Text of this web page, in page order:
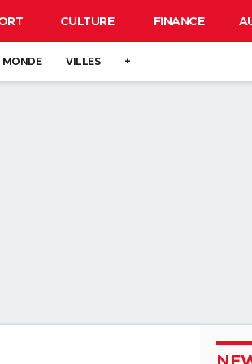
CULTURE FINANCE
MONDE VILLES +